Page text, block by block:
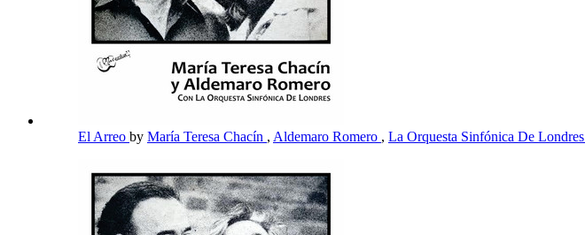
El Arreo by María Teresa Chacín , Aldemaro Romero , La Orquesta Sinfónica De Londres